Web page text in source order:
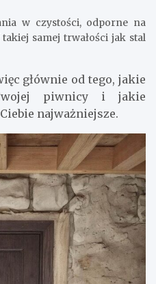
w czystości, odporne na
samej trwałości jak stal
głównie od tego, jakie
piwnicy i jakie
najważniejsze.